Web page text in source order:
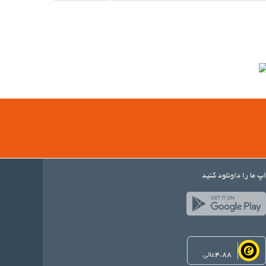
اپ ما را داونلود کنید
4.88عالی